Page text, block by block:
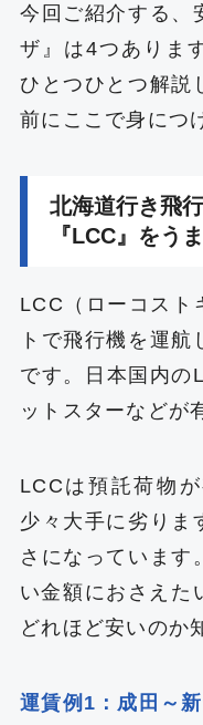
今回ご紹介する、
ザ』は4つありま
ひとつひとつ解説
前にここで身につ
北海道行き飛
『LCC』をう
LCC（ローコスト
トで飛行機を運
です。日本国内の
ットスターなどが
LCCは預託荷物
少々大手に劣りま
さになっています
い金額におさえた
どれほど安いのか
運賃例1：成田～